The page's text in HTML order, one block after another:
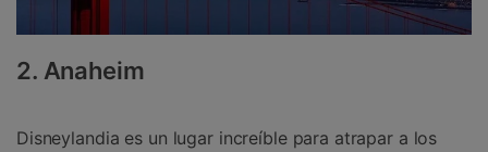
2. Anaheim
Disneylandia es un lugar increíble para atrapar a los